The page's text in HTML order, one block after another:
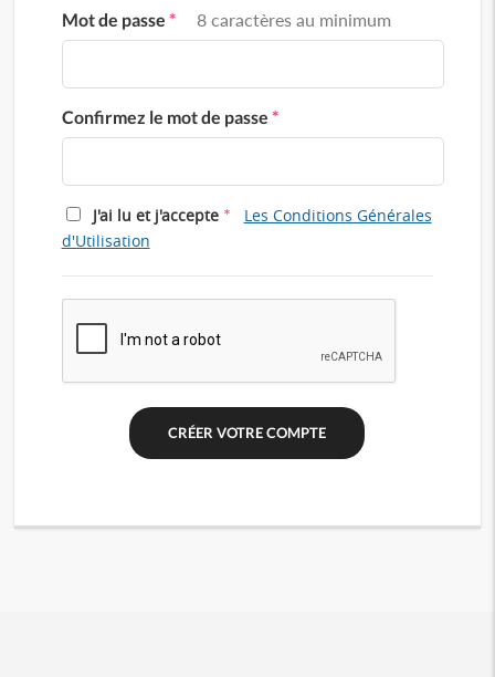
Mot de passe * 8 caractères au minimum
Confirmez le mot de passe *
J'ai lu et j'accepte *
Les Conditions Générales
d'Utilisation